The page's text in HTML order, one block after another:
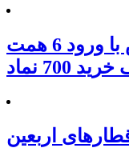
رشد 130 هزار واحدی بورس با ورود 6 همت
نماد